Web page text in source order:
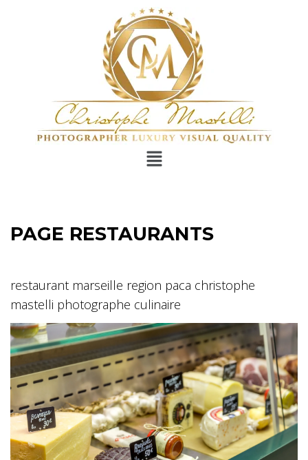
PAGE RESTAURANTS
restaurant marseille region paca christophe
mastelli photographe culinaire